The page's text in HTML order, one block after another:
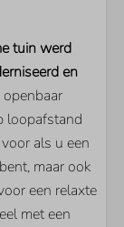
tuin werd
en
loopafstand
als u een
maar ook
een relaxte
met een